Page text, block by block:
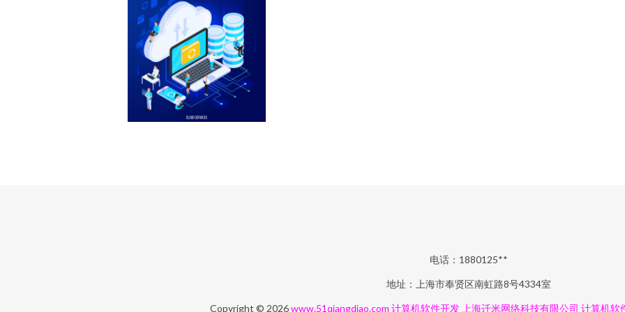
电话：1880125**
地址：上海市奉贤区南虹路8号4334室
Copyright © 2026www.51qiangdiao.com 计算机软件开发 上海迁米网络科技有限公司 计算机软